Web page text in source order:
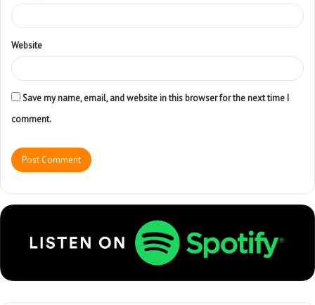
Website
Save my name, email, and website in this browser for the next time I
comment.